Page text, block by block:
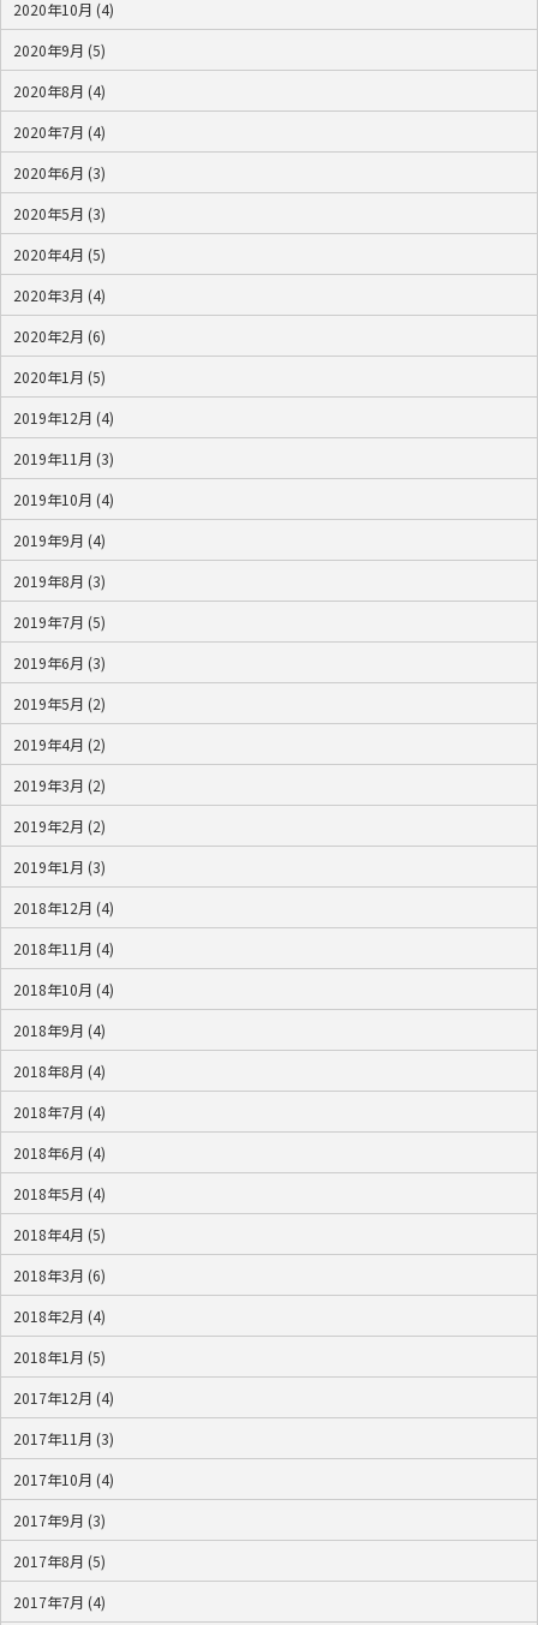
2020年10月 (4)
2020年9月 (5)
2020年8月 (4)
2020年7月 (4)
2020年6月 (3)
2020年5月 (3)
2020年4月 (5)
2020年3月 (4)
2020年2月 (6)
2020年1月 (5)
2019年12月 (4)
2019年11月 (3)
2019年10月 (4)
2019年9月 (4)
2019年8月 (3)
2019年7月 (5)
2019年6月 (3)
2019年5月 (2)
2019年4月 (2)
2019年3月 (2)
2019年2月 (2)
2019年1月 (3)
2018年12月 (4)
2018年11月 (4)
2018年10月 (4)
2018年9月 (4)
2018年8月 (4)
2018年7月 (4)
2018年6月 (4)
2018年5月 (4)
2018年4月 (5)
2018年3月 (6)
2018年2月 (4)
2018年1月 (5)
2017年12月 (4)
2017年11月 (3)
2017年10月 (4)
2017年9月 (3)
2017年8月 (5)
2017年7月 (4)